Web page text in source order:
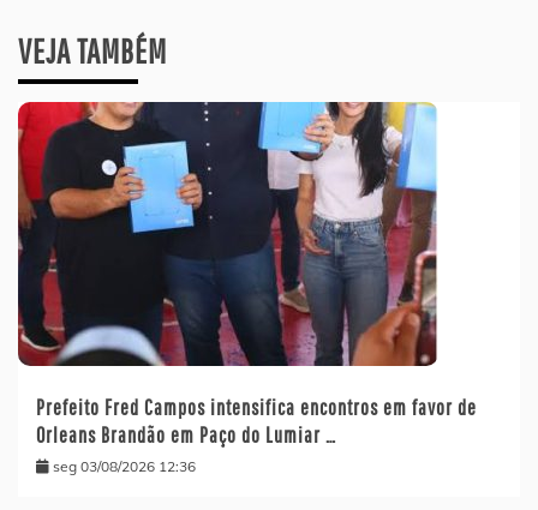
VEJA TAMBÉM
Prefeito Fred Campos intensifica encontros em favor de
Orleans Brandão em Paço do Lumiar …
seg 03/08/2026 12:36